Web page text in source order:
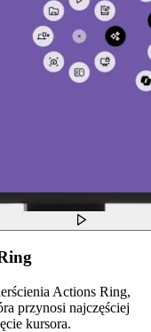
Actions Ring,
przynosi najczęściej
kursora.